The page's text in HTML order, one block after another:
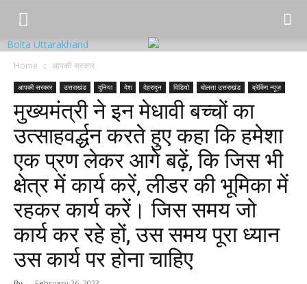
Bolta Uttarakhand
Home आपकी सरकार
आपकी सरकार उत्तराखंड दुनिया देश देहरादून विडियो बोलता उत्तराखंड ब्रेकिंग न्यूज़
मुख्यमंत्री ने इन मेधावी बच्चों का
उत्साहवर्द्धन करते हुए कहा कि हमेशा
एक प्रण लेकर आगे बढ़ें, कि जिस भी
क्षेत्र में कार्य करें, लीडर की भूमिका में
रहकर कार्य करें। जिस समय जो
कार्य कर रहे हों, उस समय पूरा ध्यान
उस कार्य पर होना चाहिए